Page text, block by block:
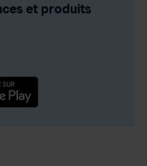
et produits